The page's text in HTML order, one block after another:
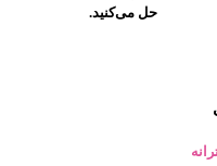
حل می‌کنید.